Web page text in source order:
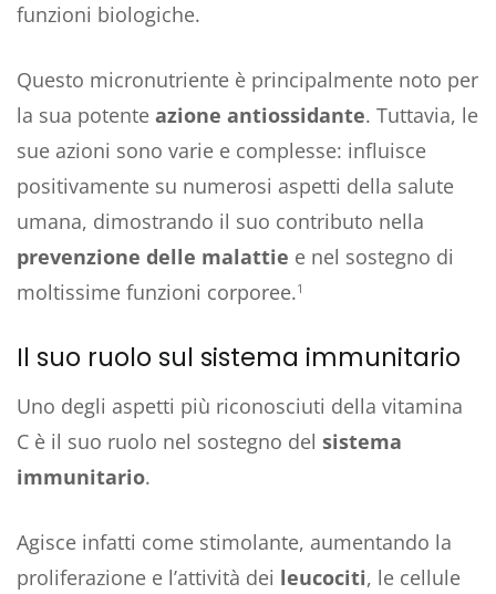
funzioni biologiche.
Questo micronutriente è principalmente noto per
la sua potente azione antiossidante. Tuttavia, le
sue azioni sono varie e complesse: influisce
positivamente su numerosi aspetti della salute
umana, dimostrando il suo contributo nella
prevenzione delle malattie e nel sostegno di
moltissime funzioni corporee.1
Il suo ruolo sul sistema immunitario
Uno degli aspetti più riconosciuti della vitamina
C è il suo ruolo nel sostegno del sistema
immunitario.
Agisce infatti come stimolante, aumentando la
proliferazione e l’attività dei leucociti, le cellule